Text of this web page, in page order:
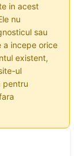
in acest
nu
sau
a incepe orice
existent,
ul
pentru